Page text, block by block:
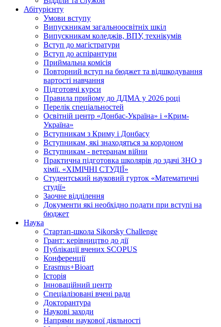
Абітурієнту
Умови вступу
Випускникам загальноосвітніх шкіл
Випускникам коледжів, ВПУ, технікумів
Вступ до магістратури
Вступ до аспірантури
Приймальна комісія
Повторний вступ на бюджет та відшкодування
вартості навчання
Підготовчі курси
Правила прийому до ДДМА у 2026 році
Перелік спеціальностей
Освітній центр «Донбас-Україна» і «Крим-
Україна»
Вступникам з Криму і Донбасу
Вступникам, які знаходяться за кордоном
Вступникам - ветеранам війни
Практична підготовка школярів до здачі ЗНО з
хімії. «ХІМІЧНІ СТУДІЇ»
Студентський науковий гурток «Математичні
студії»
Заочне відділення
Документи які необхідно подати при вступі на
бюджет
Наука
Стартап-школа Sikorsky Challenge
Грант: керівництво до дії
Публікації вчених SCOPUS
Конференції
Erasmus+Bioart
Історія
Інноваційний центр
Спеціалізовані вчені ради
Докторантура
Наукові заходи
Напрями наукової діяльності